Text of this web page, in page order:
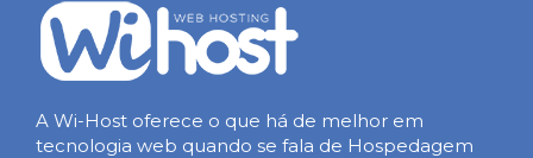
A Wi-Host oferece o que há de melhor em
tecnologia web quando se fala de Hospedagem